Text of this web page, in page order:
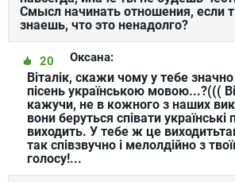
Смысл начинать отношения, если
знаешь, что это ненадолго?
Оксана:
20
Віталік, скажи чому у тебе
пісень українською мовою...?(((
кажучи, не в кожного з наших
вони беруться співати українські
виходить. У тебе ж це
так співзвучно і мелолдійно з
голосу!...